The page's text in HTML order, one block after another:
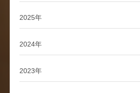
2025年
2024年
2023年